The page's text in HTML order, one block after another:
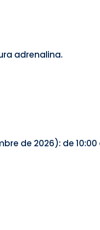
adrenalina.
de 2026): de 10:00